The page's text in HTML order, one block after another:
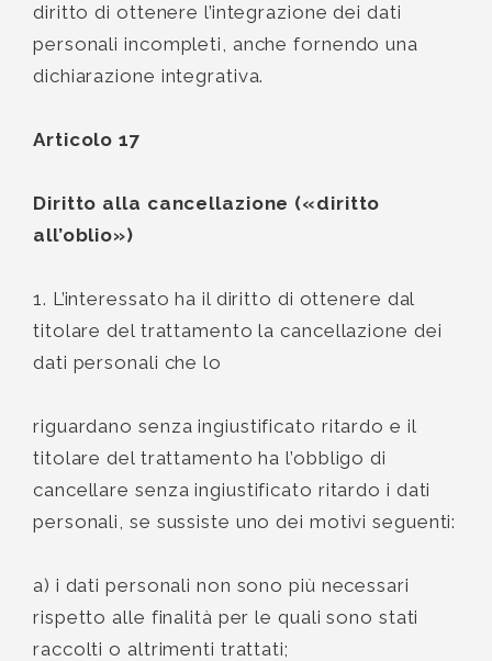
diritto di ottenere l’integrazione dei dati
personali incompleti, anche fornendo una
dichiarazione integrativa.
Articolo 17
Diritto alla cancellazione («diritto
all’oblio»)
1. L’interessato ha il diritto di ottenere dal
titolare del trattamento la cancellazione dei
dati personali che lo
riguardano senza ingiustificato ritardo e il
titolare del trattamento ha l’obbligo di
cancellare senza ingiustificato ritardo i dati
personali, se sussiste uno dei motivi seguenti:
a) i dati personali non sono più necessari
rispetto alle finalità per le quali sono stati
raccolti o altrimenti trattati;